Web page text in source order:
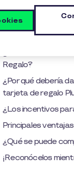
¿Las tarjetas de
¿Hay casos en los
sean deducibles?
Regalo?
¿Por qué debería
tarjeta de regalo
¿Los incentivos
Principales
¿Qué se puede
¡Reconócelos